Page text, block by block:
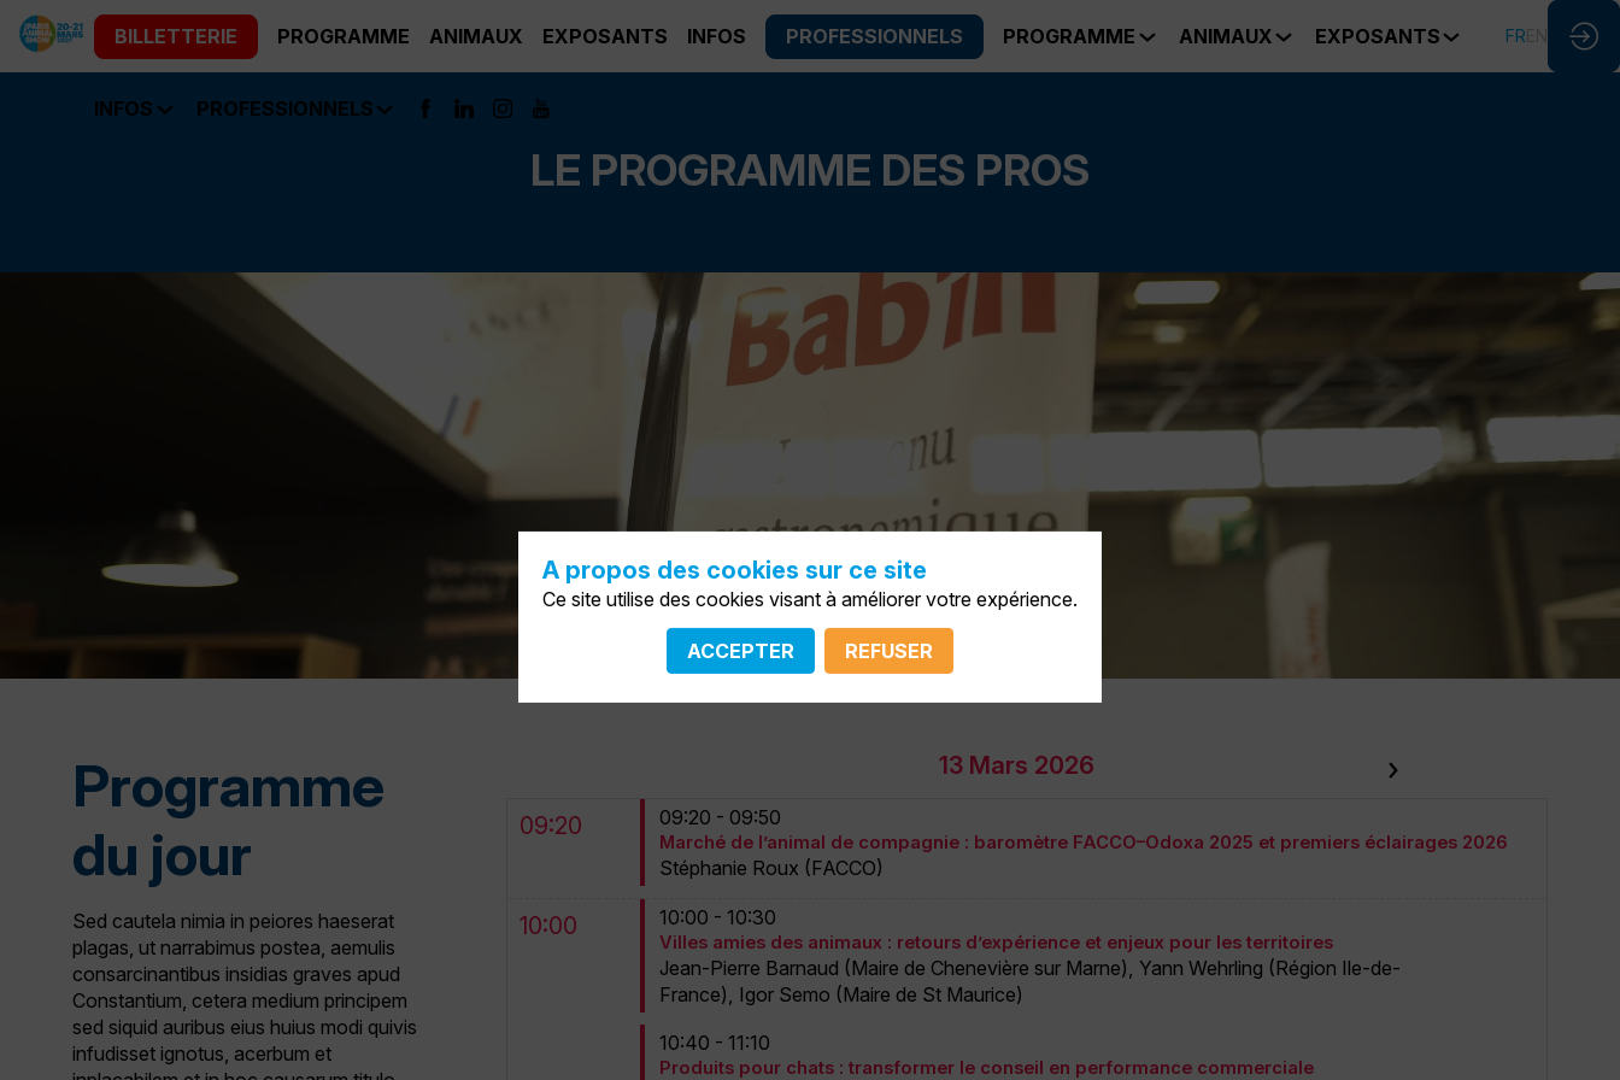
BILLETTERIE PROGRAMME ANIMAUX EXPOSANTS INFOS PROFESSIONNELS PROGRAMME ANIMAUX EXPOSANTS
INFOS PROFESSIONNELS
FR
LE PROGRAMME DES PROS
Programme
du jour
Sed cautela nimia in peiores haeserat
plagas, ut narrabimus postea, aemulis
consarcinantibus insidias graves apud
Constantium, cetera medium principem
sed siquid auribus eius huius modi quivis
infudisset ignotus, acerbum et
13 Mars 2026
09:20 09:20 - 09:50
Marché de l’animal de compagnie : baromètre FACCO–Odoxa 2025 et premiers éclairages 2026
Stéphanie Roux (FACCO)
10:00 10:00 - 10:30
Villes amies des animaux : retours d’expérience et enjeux pour les territoires
Jean-Pierre Barnaud (Maire de Chenevière sur Marne) Yann Wehrling (Région Ile-de-
France) Igor Semo (Maire de St Maurice)
10:40 - 11:10
Produits pour chats : transformer le conseil en performance commerciale
A propos des cookies sur ce site
Ce site utilise des cookies visant à améliorer votre expérience.
ACCEPTER REFUSER